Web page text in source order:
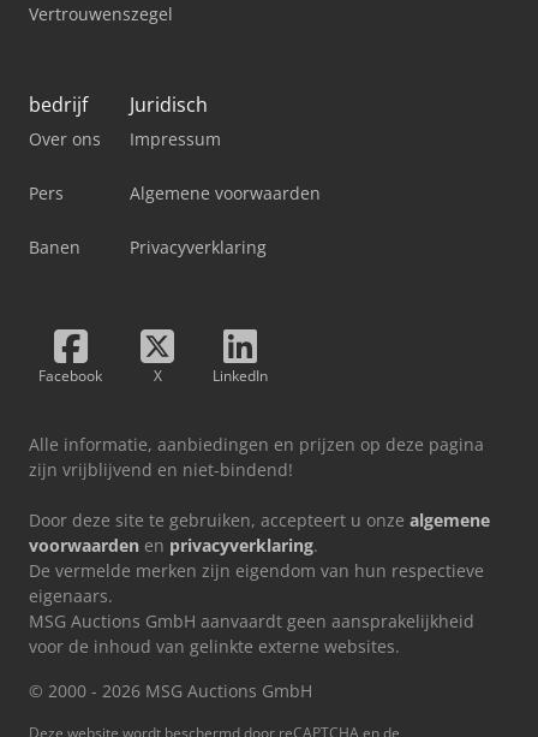
Vertrouwenszegel
bedrijf
Over ons
Pers
Banen
Juridisch
Impressum
Algemene voorwaarden
Privacyverklaring
Facebook X LinkedIn
Alle informatie, aanbiedingen en prijzen op deze pagina
zijn vrijblijvend en niet-bindend!
Door deze site te gebruiken, accepteert u onze algemene
voorwaarden en privacyverklaring.
De vermelde merken zijn eigendom van hun respectieve
eigenaars.
MSG Auctions GmbH aanvaardt geen aansprakelijkheid
voor de inhoud van gelinkte externe websites.
© 2000 - 2026 MSG Auctions GmbH
Deze website wordt beschermd door reCAPTCHA en de